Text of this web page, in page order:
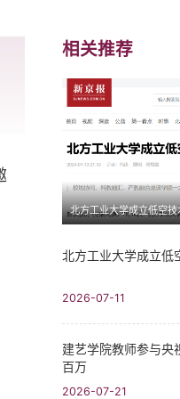
相关推荐
北方工业大学成立低空
北方工业大学成立低
2026-07-11
建艺学院教师参与央
百万
2026-07-21